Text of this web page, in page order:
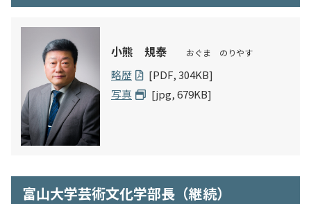
小熊 規泰 おぐま のりやす
略歴
[PDF, 304KB]
写真
[jpg, 679KB]
富山大学芸術文化学部長（継続）